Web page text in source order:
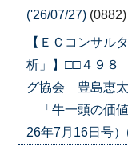
('26/07/27) (0882)
【ＥＣコンサル
析」】□□４９８
グ協会 豊島恵
「牛一頭の価
26年7月16日号